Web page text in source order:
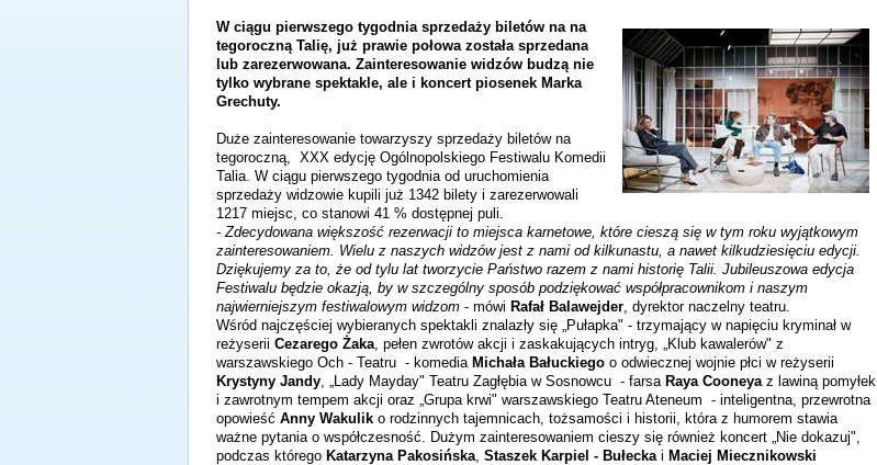
W ciągu pierwszego tygodnia sprzedaży biletów na na
tegoroczną Talię, już prawie połowa została sprzedana
lub zarezerwowana. Zainteresowanie widzów budzą nie
tylko wybrane spektakle, ale i koncert piosenek Marka
Grechuty.
Duże zainteresowanie towarzyszy sprzedaży biletów na
tegoroczną, XXX edycję Ogólnopolskiego Festiwalu Komedii
Talia. W ciągu pierwszego tygodnia od uruchomienia
sprzedaży widzowie kupili już 1342 bilety i zarezerwowali
1217 miejsc, co stanowi 41 % dostępnej puli.
- Zdecydowana większość rezerwacji to miejsca karnetowe, które cieszą się w tym roku wyjątkowym
zainteresowaniem. Wielu z naszych widzów jest z nami od kilkunastu, a nawet kilkudziesięciu edycji.
Dziękujemy za to, że od tylu lat tworzycie Państwo razem z nami historię Talii. Jubileuszowa edycja
Festiwalu będzie okazją, by w szczególny sposób podziękować współpracownikom i naszym
najwierniejszym festiwalowym widzom - mówi Rafał Balawejder, dyrektor naczelny teatru.
Wśród najczęściej wybieranych spektakli znalazły się „Pułapka" - trzymający w napięciu kryminał w
reżyserii Cezarego Żaka, pełen zwrotów akcji i zaskakujących intryg, „Klub kawalerów" z
warszawskiego Och - Teatru - komedia Michała Bałuckiego o odwiecznej wojnie płci w reżyserii
Krystyny Jandy, „Lady Mayday" Teatru Zagłębia w Sosnowcu - farsa Raya Cooneyaz lawiną pomyłek
i zawrotnym tempem akcji oraz „Grupa krwi" warszawskiego Teatru Ateneum - inteligentna, przewrotna
opowieść Anny Wakulik o rodzinnych tajemnicach, tożsamości i historii, która z humorem stawia
ważne pytania o współczesność. Dużym zainteresowaniem cieszy się również koncert „Nie dokazuj",
podczas którego Katarzyna Pakosińska, Staszek Karpiel - Bułeckai Maciej Miecznikowski